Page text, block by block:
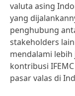
valuta asing
yang
penghubung
stakeholders
mendalami
kontribusi
pasar valas di